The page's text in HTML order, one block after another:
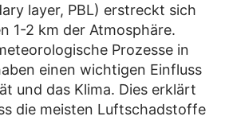
layer, PBL) erstreckt sich
1-2 km der Atmosphäre.
Prozesse in
einen wichtigen Einfluss
und das Klima. Dies erklärt
die meisten Luftschadstoffe